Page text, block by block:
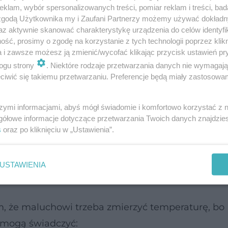
podgorączkowy wymagający obserwacji dziecka
gorączka, przy której należy dziecko
wymagająca podania leków
pilnej pomocy lekarskiej.
iść do lekarza?
że maluchowi trzeba zmierzyć temperaturę, bo
świadczyć:
wybór spersonalizowanych treści, pomiar reklam i treści,
Użytkownika my i Zaufani Partnerzy możemy używać
aktywnie skanować charakterystykę urządzenia do celów
prosimy o zgodę na korzystanie z tych technologii poprzez
i zawsze możesz ją zmienić/wycofać klikając przycisk ustawień
strony
. Niektóre rodzaje przetwarzania danych nie
się takiemu przetwarzaniu. Preferencje będą miały
informacjami, abyś mógł świadomie i komfortowo korzystać z
informacje dotyczące przetwarzania Twoich danych
oraz po kliknięciu w „Ustawienia”.
USTAWIENIA